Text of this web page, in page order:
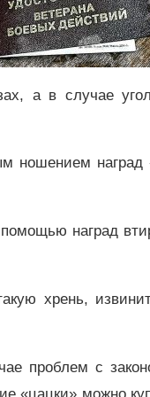
а в случае
ношением наград
наград
хрень,
проблем с